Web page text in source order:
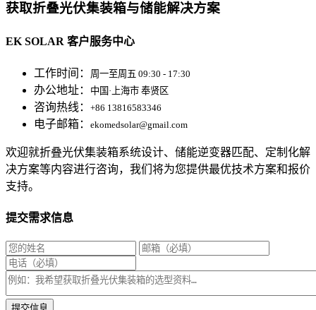
获取折叠光伏集装箱与储能解决方案
EK SOLAR 客户服务中心
工作时间： 周一至周五 09:30 - 17:30
办公地址： 中国·上海市 奉贤区
咨询热线： +86 13816583346
电子邮箱： ekomedsolar@gmail.com
欢迎就折叠光伏集装箱系统设计、储能逆变器匹配、定制化解
决方案等内容进行咨询，我们将为您提供最优技术方案和报价
支持。
提交需求信息